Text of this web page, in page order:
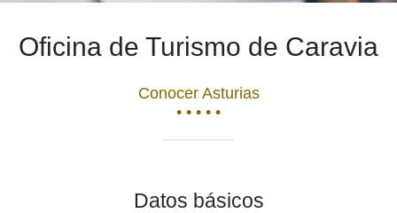
Oficina de Turismo de Caravia
Conocer Asturias
• • • • •
Datos básicos